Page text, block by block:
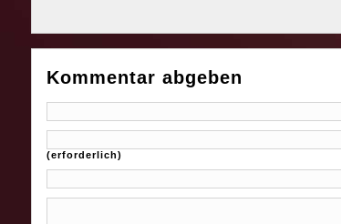
Kommentar abgeben
(erforderlich)